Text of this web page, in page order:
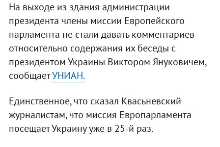
На выходе из здания администрации
президента члены миссии Европейского
парламента не стали давать комментариев
относительно содержания их беседы с
президентом Украины Виктором Януковичем,
сообщаетУНИАН.
Единственное, что сказал Квасьневский
журналистам, что миссия Европарламента
посещает Украину уже в 25-й раз.